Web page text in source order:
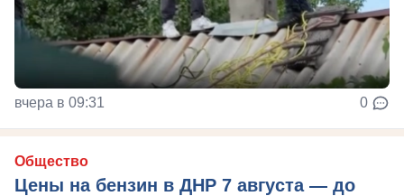
вчера в 09:31 0
Общество
Цены на бензин в ДНР 7 августа — до